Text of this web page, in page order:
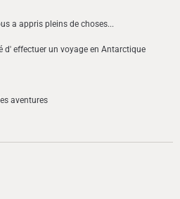
a appris pleins de choses...
effectuer un voyage en Antarctique
aventures